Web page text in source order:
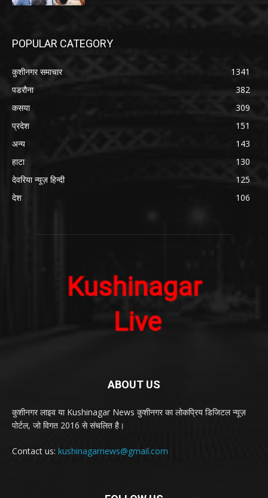
POPULAR CATEGORY
कुशीनगर समाचार
1341
पडरौना
382
कसया
309
प्रदेश
151
अन्य
143
हाटा
130
देवरिया न्यूज़ हिन्दी
125
देश
106
ABOUT US
कुशीनगर लाइव या Kushinagar News कुशीनगर का लोकप्रिय डिजिटल न्यूज़
पोर्टल, जो विगत 2016 से संचलित है।
Contact us: kushinagarnews@gmail.com